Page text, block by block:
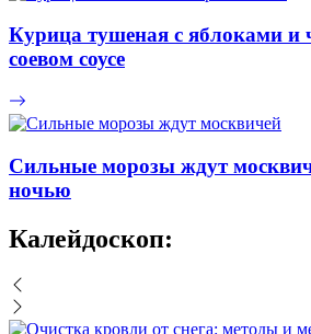
Курица тушеная с яблоками и
соевом соусе
Сильные морозы ждут
ночью
Калейдоскоп: